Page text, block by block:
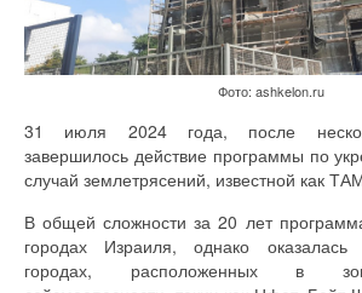
Фото: ashkelon.ru
31 июля 2024 года, после
завершилось действие программы по
случай землетрясений, известной как
В общей сложности за 20 лет
городах Израиля, однако
городах, расположенных в